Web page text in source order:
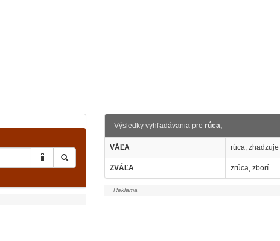
Výsledky vyhľadávania pre rúca,
VÁĽA rúca, zhadzuje
ZVÁĽA zrúca, zborí